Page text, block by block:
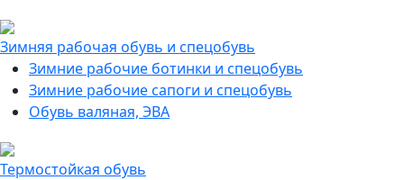
Зимняя рабочая обувь и спецобувь
Зимние рабочие ботинки и спецобувь
Зимние рабочие сапоги и спецобувь
Обувь валяная, ЭВА
Термостойкая обувь